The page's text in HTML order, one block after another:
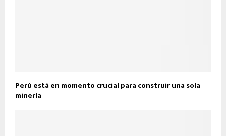
Perú está en momento crucial para construir una sola
minería